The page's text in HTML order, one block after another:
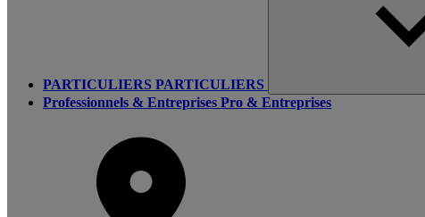
PARTICULIERS PARTICULIERS
Professionnels & Entreprises Pro & Entreprises